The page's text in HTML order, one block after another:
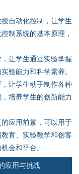
公司动态
资料下载
行业新闻
资质荣誉
产品应用
自动化控制，让学生
制系统的基本原理，
让学生通过实验掌握
验能力和科学素养。
让学生动手制作各种
培养学生的创新能力
应用前景，可以用于
育、实验教学和创客
会和平台。
应用与挑战